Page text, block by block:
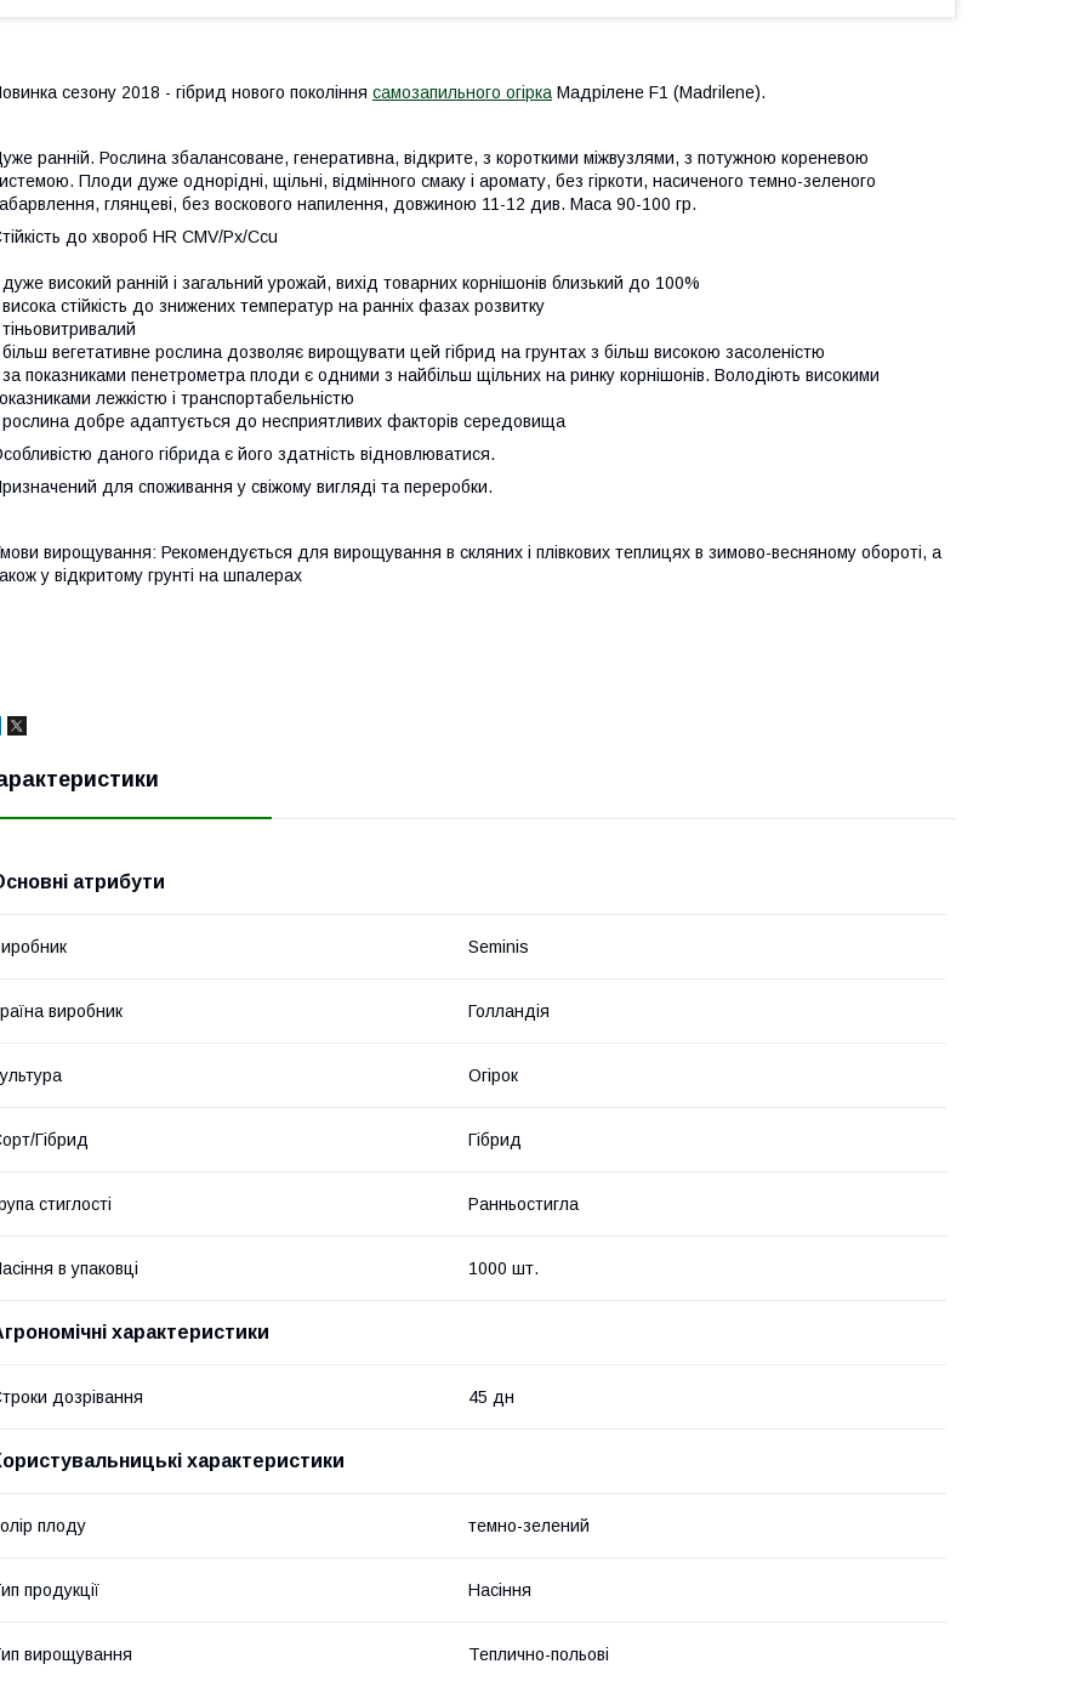
сезону 2018 - гібрид нового покоління самозапильного огірка Мадрілене F1 (Madrilene).
ранній. Рослина збалансоване, генеративна, відкрите, з короткими міжвузлями, з потужною кореневою
Плоди дуже однорідні, щільні, відмінного смаку і аромату, без гіркоти, насиченого темно-зеленого
глянцеві, без воскового напилення, довжиною 11-12 див. Маса 90-100 гр.
до хвороб HR CMV/Px/Ccu
дуже високий ранній і загальний урожай, вихід товарних корнішонів близький до 100%
висока стійкість до знижених температур на ранніх фазах розвитку
тіньовитривалий
більш вегетативне рослина дозволяє вирощувати цей гібрид на грунтах з більш високою засоленістю
за показниками пенетрометра плоди є одними з найбільш щільних на ринку корнішонів. Володіють високими
лежкістю і транспортабельністю
рослина добре адаптується до несприятливих факторів середовища
даного гібрида є його здатність відновлюватися.
для споживання у свіжому вигляді та переробки.
вирощування: Рекомендується для вирощування в скляних і плівкових теплицях в зимово-весняному обороті, а
у відкритому грунті на шпалерах
атрибути
Seminis
виробник Голландія
Огірок
Гібрид Гібрид
стиглості Ранньостигла
в упаковці 1000 шт.
характеристики
дозрівання 45 дн
характеристики
плоду темно-зелений
продукції Насіння
вирощування Теплично-польові